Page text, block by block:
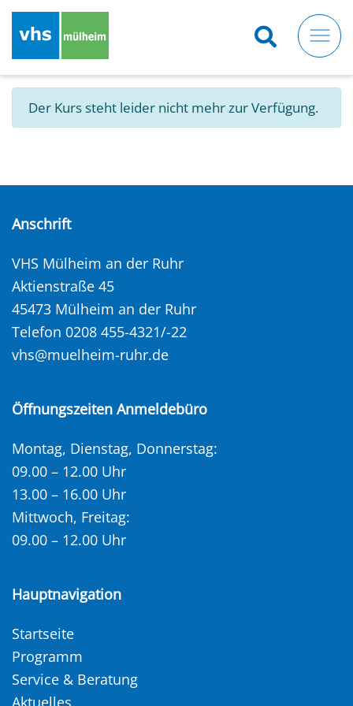
Der Kurs steht leider nicht mehr zur Verfügung.
Anschrift
VHS Mülheim an der Ruhr
Aktienstraße 45
45473 Mülheim an der Ruhr
Telefon 0208 455-4321/-22
vhs@muelheim-ruhr.de
Öffnungszeiten Anmeldebüro
Montag, Dienstag, Donnerstag:
09.00 – 12.00 Uhr
13.00 – 16.00 Uhr
Mittwoch, Freitag:
09.00 – 12.00 Uhr
Hauptnavigation
Startseite
Programm
Service & Beratung
Aktuelles